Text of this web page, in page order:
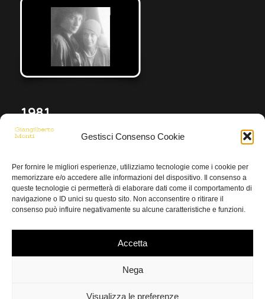
Gestisci Consenso Cookie
Per fornire le migliori esperienze, utilizziamo tecnologie come i cookie per
memorizzare e/o accedere alle informazioni del dispositivo. Il consenso a
queste tecnologie ci permetterà di elaborare dati come il comportamento di
navigazione o ID unici su questo sito. Non acconsentire o ritirare il
consenso può influire negativamente su alcune caratteristiche e funzioni.
Accetta
Nega
Visualizza le preferenze
1981
E domani ?